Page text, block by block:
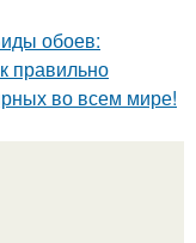
обоев:
правильно
во всем мире!